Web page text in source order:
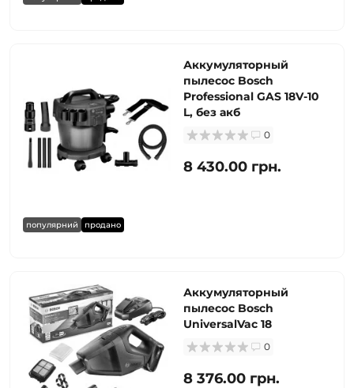
популярний продано
Аккумуляторный
пылесос Bosch
Professional GAS 18V-10
L, без акб
0
8 430.00 грн.
Аккумуляторный
пылесос Bosch
UniversalVac 18
0
8 376.00 грн.